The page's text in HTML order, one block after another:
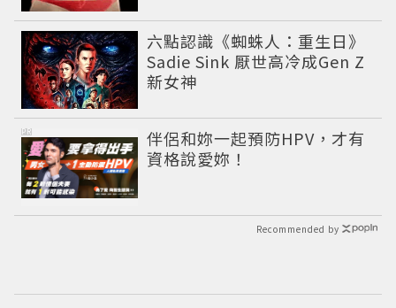
六點認識《蜘蛛人：重生日》
Sadie Sink 厭世高冷成Gen Z
新女神
伴侶和妳一起預防HPV，才有
資格說愛妳！
PR
Recommended by